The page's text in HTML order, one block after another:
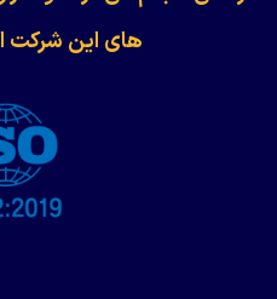
های این شرکت